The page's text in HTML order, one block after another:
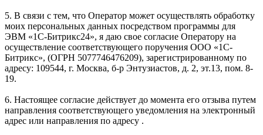
5. В связи с тем, что Оператор может осуществлять обработку
моих персональных данных посредством программы для
ЭВМ «1С-Битрикс24», я даю свое согласие Оператору на
осуществление соответствующего поручения ООО «1С-
Битрикс», (ОГРН 5077746476209), зарегистрированному по
адресу: 109544, г. Москва, б-р Энтузиастов, д. 2, эт.13, пом. 8-
19.
6. Настоящее согласие действует до момента его отзыва путем
направления соответствующего уведомления на электронный
адрес или направления по адресу .